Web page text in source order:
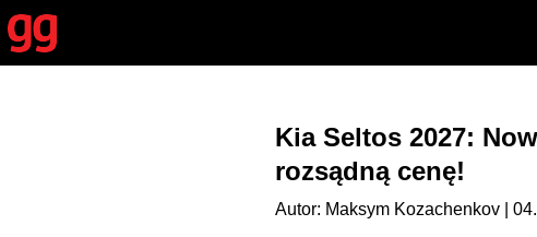
Kia Seltos 2027:
rozsądną cenę!
Autor: Maksym Kozachenkov |